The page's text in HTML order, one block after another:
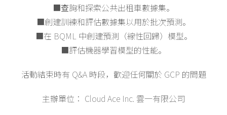
■查詢和探索公共出租車數據集。
■創建訓練和評估數據集以用於批次預測。
■在 BQML 中創建預測（線性回歸）模型。
■評估機器學習模型的性能。
活動結束時有 Q&A 時段，歡迎任何關於 GCP 的問題
主辦單位： Cloud Ace Inc. 雲一有限公司